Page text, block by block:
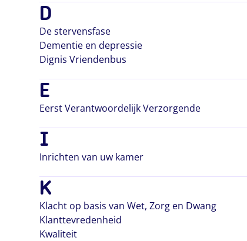
D
De stervensfase
Dementie en depressie
Dignis Vriendenbus
E
Eerst Verantwoordelijk Verzorgende
I
Inrichten van uw kamer
K
Klacht op basis van Wet, Zorg en Dwang
Klanttevredenheid
Kwaliteit